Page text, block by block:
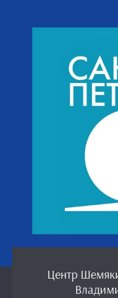
Центр